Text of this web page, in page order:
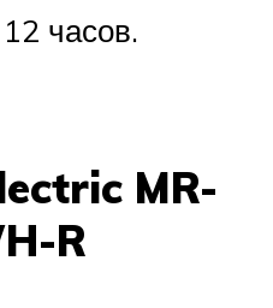
часов.
MR-
R